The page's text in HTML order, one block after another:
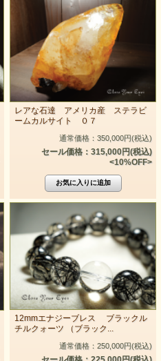
レアな石達 アメリカ産 ステラビ
ームカルサイト ０７
通常価格：350,000円(税込)
セール価格：315,000円(税込)
<10%OFF>
12mmエナジーブレス ブラックル
チルクォーツ （ブラック...
通常価格：250,000円(税込)